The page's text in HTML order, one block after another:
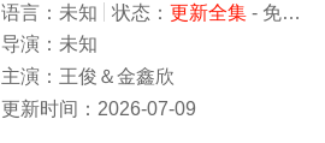
语言： 未知 状态： 更新全集- 免费在线观看
导演： 未知
主演： 王俊＆金鑫欣
更新时间： 2026-07-09